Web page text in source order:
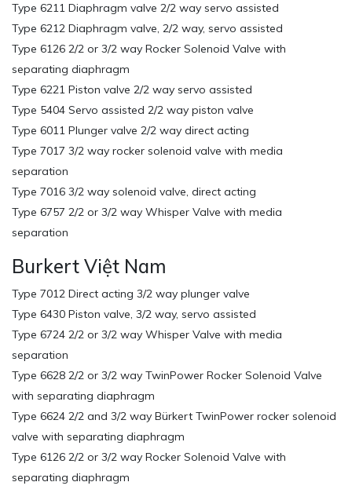
Type 6211 Diaphragm valve 2/2 way servo assisted
Type 6212 Diaphragm valve, 2/2 way, servo assisted
Type 6126 2/2 or 3/2 way Rocker Solenoid Valve with
separating diaphragm
Type 6221 Piston valve 2/2 way servo assisted
Type 5404 Servo assisted 2/2 way piston valve
Type 6011 Plunger valve 2/2 way direct acting
Type 7017 3/2 way rocker solenoid valve with media
separation
Type 7016 3/2 way solenoid valve, direct acting
Type 6757 2/2 or 3/2 way Whisper Valve with media
separation
Burkert Việt Nam
Type 7012 Direct acting 3/2 way plunger valve
Type 6430 Piston valve, 3/2 way, servo assisted
Type 6724 2/2 or 3/2 way Whisper Valve with media
separation
Type 6628 2/2 or 3/2 way TwinPower Rocker Solenoid Valve
with separating diaphragm
Type 6624 2/2 and 3/2 way Bürkert TwinPower rocker solenoid
valve with separating diaphragm
Type 6126 2/2 or 3/2 way Rocker Solenoid Valve with
separating diaphragm